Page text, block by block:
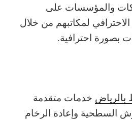
والمؤسسات على
لمكاتبهم من خلال
بصورة احترافية.
خدمات متقدمة
السطحية وإعادة الرخام